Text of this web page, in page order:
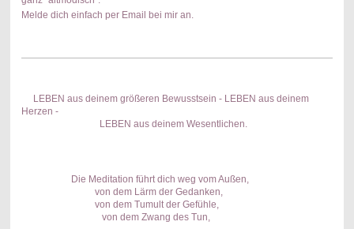
Melde dich einfach per Email bei mir an.
LEBEN aus deinem größeren Bewusstsein - LEBEN aus deinem
Herzen -
LEBEN aus deinem Wesentlichen.
Die Meditation führt dich weg vom Außen,
von dem Lärm der Gedanken,
von dem Tumult der Gefühle,
von dem Zwang des Tun,